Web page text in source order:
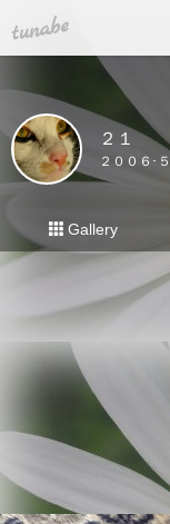
tuna.be
２１
Gallery